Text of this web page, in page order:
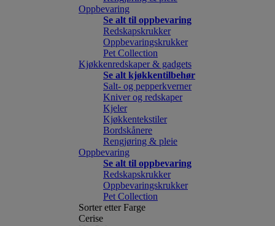
Oppbevaring
Se alt til oppbevaring
Redskapskrukker
Oppbevaringskrukker
Pet Collection
Kjøkkenredskaper & gadgets
Se alt kjøkkentilbehør
Salt- og pepperkverner
Kniver og redskaper
Kjeler
Kjøkkentekstiler
Bordskånere
Rengjøring & pleie
Oppbevaring
Se alt til oppbevaring
Redskapskrukker
Oppbevaringskrukker
Pet Collection
Sorter etter Farge
Cerise